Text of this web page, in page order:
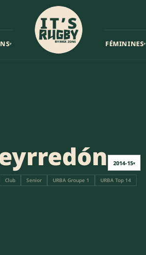
▾ FÉMININES▾
2014-15▾
Club Senior URBA Groupe 1 URBA Top 14